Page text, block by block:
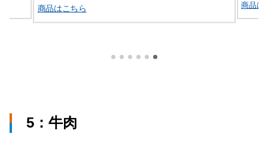
商品はこちら
商品は
5： 牛肉